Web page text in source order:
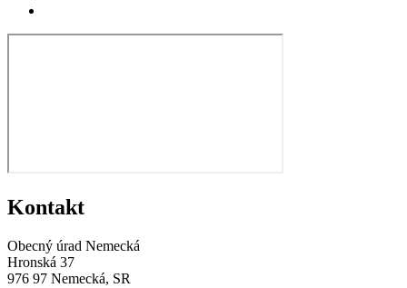
Kontakt
Obecný úrad Nemecká
Hronská 37
976 97 Nemecká, SR